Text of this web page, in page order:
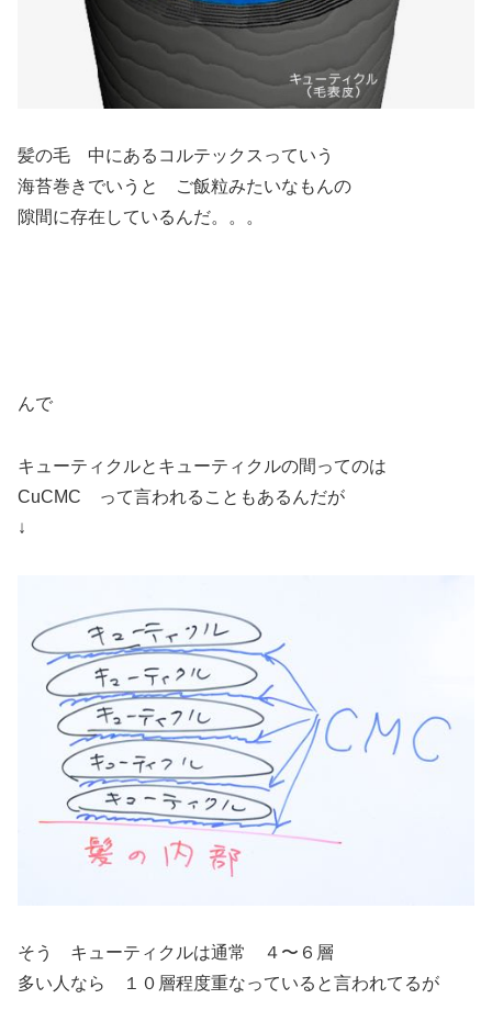
髪の毛 中にあるコルテックスっていう
海苔巻きでいうと ご飯粒みたいなもんの
隙間に存在しているんだ。。。
んで
キューティクルとキューティクルの間ってのは
CuCMC って言われることもあるんだが
↓
そう キューティクルは通常 ４〜６層
多い人なら １０層程度重なっていると言われてるが